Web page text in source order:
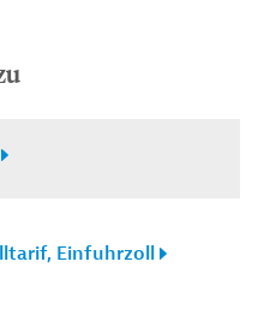
Einfuhrzoll